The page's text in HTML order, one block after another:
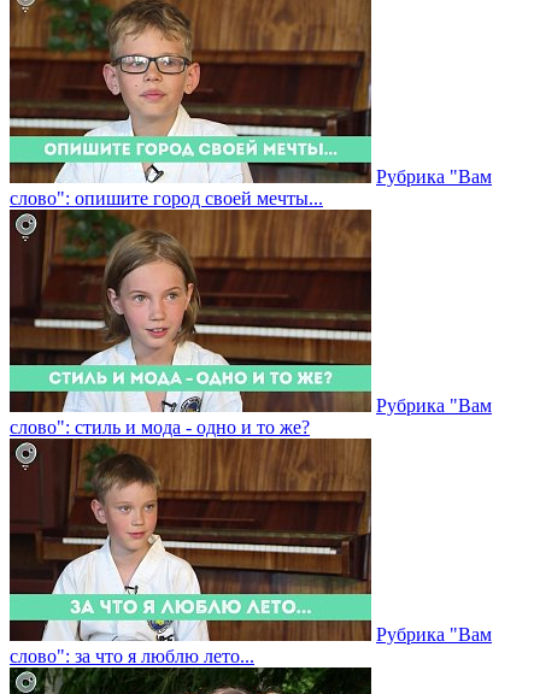
Рубрика "Вам
слово": опишите город своей мечты...
Рубрика "Вам
слово": стиль и мода - одно и то же?
Рубрика "Вам
слово": за что я люблю лето...